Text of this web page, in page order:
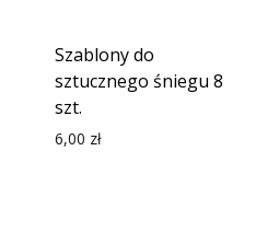
Szablony do
sztucznego śniegu 8
szt.
6,00 zł